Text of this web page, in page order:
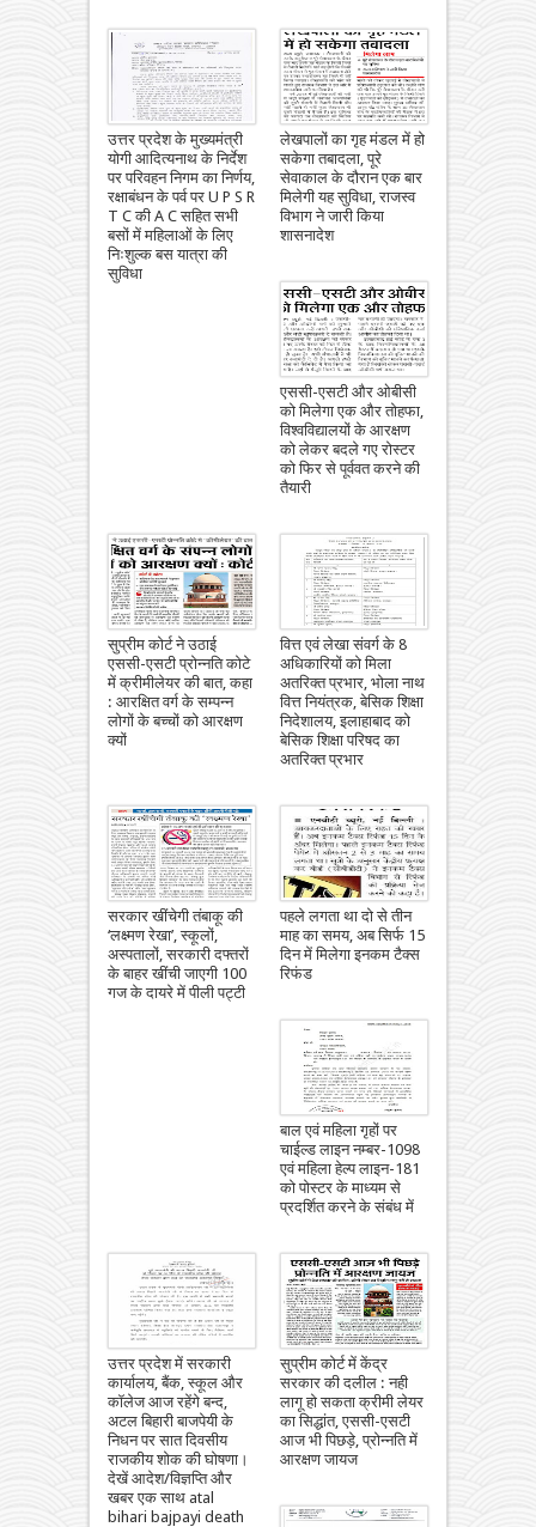
उत्तर प्रदेश के मुख्यमंत्री
योगी आदित्यनाथ के निर्देश
पर परिवहन निगम का निर्णय,
रक्षाबंधन के पर्व पर U P S R
T C की A C सहित सभी
बसों में महिलाओं के लिए
निःशुल्क बस यात्रा की
सुविधा
लेखपालों का गृह मंडल में हो
सकेगा तबादला, पूरे
सेवाकाल के दौरान एक बार
मिलेगी यह सुविधा, राजस्व
विभाग ने जारी किया
शासनादेश
एससी-एसटी और ओबीसी
को मिलेगा एक और तोहफा,
विश्वविद्यालयों के आरक्षण
को लेकर बदले गए रोस्टर
को फिर से पूर्ववत करने की
तैयारी
सुप्रीम कोर्ट ने उठाई
एससी-एसटी प्रोन्नति कोटे
में क्रीमीलेयर की बात, कहा
: आरक्षित वर्ग के सम्पन्न
लोगों के बच्चों को आरक्षण
क्यों
वित्त एवं लेखा संवर्ग के 8
अधिकारियों को मिला
अतरिक्त प्रभार, भोला नाथ
वित्त नियंत्रक, बेसिक शिक्षा
निदेशालय, इलाहाबाद को
बेसिक शिक्षा परिषद का
अतरिक्त प्रभार
सरकार खींचेगी तंबाकू की
‘लक्ष्मण रेखा’, स्कूलों,
अस्पतालों, सरकारी दफ्तरों
के बाहर खींची जाएगी 100
गज के दायरे में पीली पट्टी
पहले लगता था दो से तीन
माह का समय, अब सिर्फ 15
दिन में मिलेगा इनकम टैक्स
रिफंड
बाल एवं महिला गृहों पर
चाईल्ड लाइन नम्बर-1098
एवं महिला हेल्प लाइन-181
को पोस्टर के माध्यम से
प्रदर्शित करने के संबंध में
उत्तर प्रदेश में सरकारी
कार्यालय, बैंक, स्कूल और
कॉलेज आज रहेंगे बन्द,
अटल बिहारी बाजपेयी के
निधन पर सात दिवसीय
राजकीय शोक की घोषणा।
देखें आदेश/विज्ञप्ति और
खबर एक साथ atal
bihari bajpayi death
सुप्रीम कोर्ट में केंद्र
सरकार की दलील : नही
लागू हो सकता क्रीमी लेयर
का सिद्धांत, एससी-एसटी
आज भी पिछड़े, प्रोन्नति में
आरक्षण जायज